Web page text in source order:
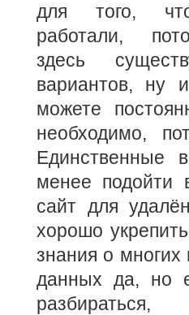
для того,
работали,
здесь
вариантов, ну
можете
необходимо,
Единственные
менее подойти
сайт для
хорошо
знания о
данных да, но